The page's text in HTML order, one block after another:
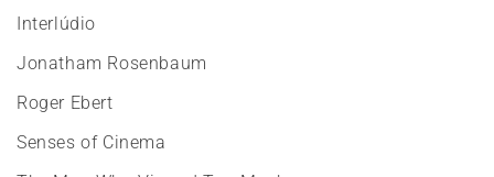
Interlúdio
Jonatham Rosenbaum
Roger Ebert
Senses of Cinema